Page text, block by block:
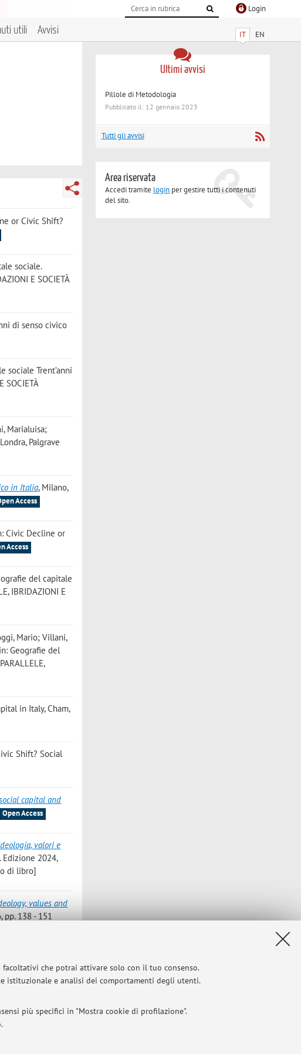
che potrai attivare solo con il tuo consenso.
istituzionale e analisi dei comportamenti degli utenti.
più specifici in "Mostra cookie di profilazione".
Login
IT EN
utili Avvisi
or Civic Shift?
sociale.
E SOCIETÀ
di senso civico
sociale Trent’anni
SOCIETÀ
Marialuisa;
Palgrave
in Italia, Milano,
Access
Civic Decline or
Access
del capitale
IBRIDAZIONI E
Mario; Villani,
Geografie del
in Italy, Cham,
Shift? Social
capital and
Open Access
valori e
2024,
di libro]
values and
pp. 138 - 151
- 119 [capitolo di
Ultimi avvisi
Pillole di Metodologia
Pubblicato il: 12 gennaio 2023
Tutti gli avvisi
Area riservata
Accedi tramite login per gestire tutti i contenuti
del sito.